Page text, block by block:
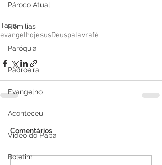
Pároco Atual
Homilias
Paróquia
Padroeira
Evangelho
Aconteceu
Video do Papa
Boletim
Tags:
evangelhojesusDeuspalavrafé
Comentários